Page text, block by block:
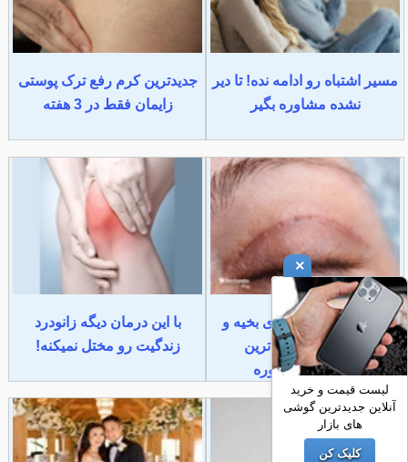
مسیر اشتباه رو ادامه نده! تا دیر
نشده مشاوره بگیر
جدیدترین کرم رفع ترک پوستی
زایمان فقط در 3 هفته
کاهش محسوس جای بخیه و
زخم◀خرید جدیدترین
محصول+مشاوره
با این درمان دیگه زانودرد
زندگیت رو مختل نمیکنه!
×
لیست قیمت و خرید
آنلاین جدیدترین گوشی
های بازار
کلیک کن